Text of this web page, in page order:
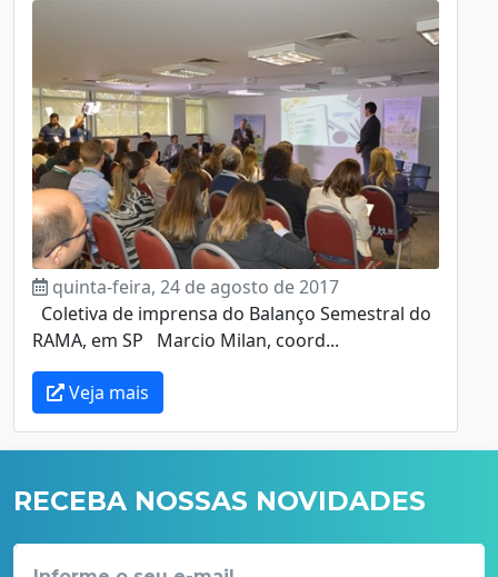
quinta-feira, 24 de agosto de 2017
Coletiva de imprensa do Balanço Semestral do
RAMA, em SP Marcio Milan, coord...
Veja mais
RECEBA NOSSAS NOVIDADES